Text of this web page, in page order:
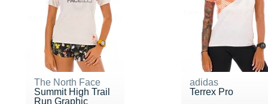
The North Face
Summit High Trail
Run Graphic
adidas
Terrex Pro